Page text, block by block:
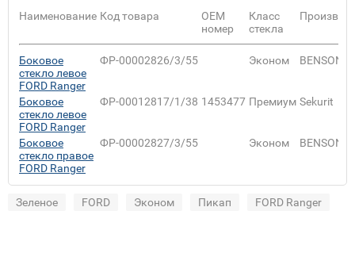
Наименование Код товара
ОЕМ
номер
Класс
стекла
Боковое
стекло левое
FORD Ranger
ФР-00002826/3/55 Эконом BENSON
Боковое
стекло левое
FORD Ranger
ФР-00012817/1/38 1453477 Премиум Sekurit
Боковое
стекло правое
FORD Ranger
ФР-00002827/3/55 Эконом BENSON
Зеленое FORD Эконом Пикап FORD Ranger